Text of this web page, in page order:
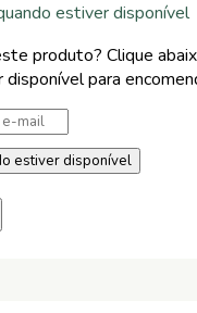
estiver disponível
produto? Clique
para
estiver disponível